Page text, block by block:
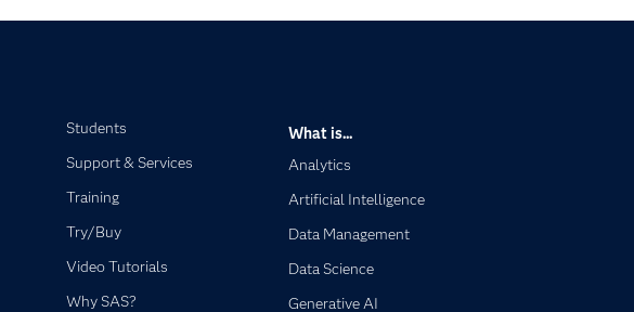
Students
Support & Services
Training
Try/Buy
Video Tutorials
Why SAS?
What is...
Analytics
Artificial Intelligence
Data Management
Data Science
Generative AI